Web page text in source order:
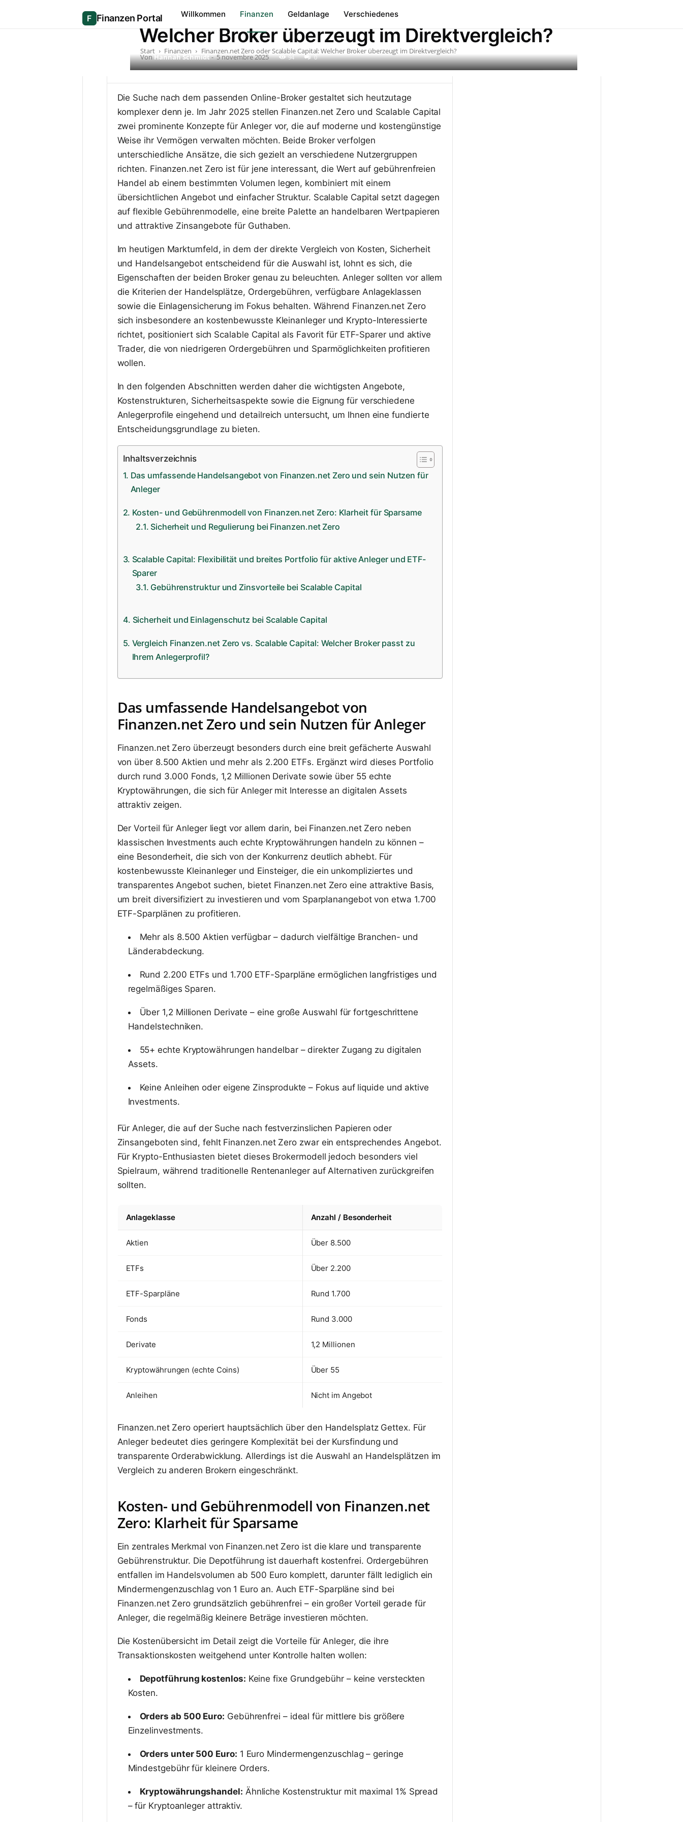
Willkommen Finanzen Geldanlage Verschiedenes
Start Finanzen Finanzen.net Zero oder Scalable Capital: Welcher Broker überzeugt im Direktvergleich?
Finanzen.net Zero oder Scalable Capital:
Welcher Broker überzeugt im Direktvergleich?
VonHannah Schmidt- 5 novembre 2025 94 0
Die Suche nach dem passenden Online-Broker gestaltet sich heutzutage
komplexer denn je. Im Jahr 2025 stellen Finanzen.net Zero und Scalable Capital
zwei prominente Konzepte für Anleger vor, die auf moderne und kostengünstige
Weise ihr Vermögen verwalten möchten. Beide Broker verfolgen
unterschiedliche Ansätze, die sich gezielt an verschiedene Nutzergruppen
richten. Finanzen.net Zero ist für jene interessant, die Wert auf gebührenfreien
Handel ab einem bestimmten Volumen legen, kombiniert mit einem
übersichtlichen Angebot und einfacher Struktur. Scalable Capital setzt dagegen
auf flexible Gebührenmodelle, eine breite Palette an handelbaren Wertpapieren
und attraktive Zinsangebote für Guthaben.
Im heutigen Marktumfeld, in dem der direkte Vergleich von Kosten, Sicherheit
und Handelsangebot entscheidend für die Auswahl ist, lohnt es sich, die
Eigenschaften der beiden Broker genau zu beleuchten. Anleger sollten vor allem
die Kriterien der Handelsplätze, Ordergebühren, verfügbare Anlageklassen
sowie die Einlagensicherung im Fokus behalten. Während Finanzen.net Zero
sich insbesondere an kostenbewusste Kleinanleger und Krypto-Interessierte
richtet, positioniert sich Scalable Capital als Favorit für ETF-Sparer und aktive
Trader, die von niedrigeren Ordergebühren und Sparmöglichkeiten profitieren
wollen.
In den folgenden Abschnitten werden daher die wichtigsten Angebote,
Kostenstrukturen, Sicherheitsaspekte sowie die Eignung für verschiedene
Anlegerprofile eingehend und detailreich untersucht, um Ihnen eine fundierte
Entscheidungsgrundlage zu bieten.
Inhaltsverzeichnis
Das umfassende Handelsangebot von Finanzen.net Zero und sein Nutzen für
Anleger
Kosten- und Gebührenmodell von Finanzen.net Zero: Klarheit für Sparsame
Sicherheit und Regulierung bei Finanzen.net Zero
Scalable Capital: Flexibilität und breites Portfolio für aktive Anleger und ETF-
Sparer
Gebührenstruktur und Zinsvorteile bei Scalable Capital
Sicherheit und Einlagenschutz bei Scalable Capital
Vergleich Finanzen.net Zero vs. Scalable Capital: Welcher Broker passt zu
Ihrem Anlegerprofil?
Das umfassende Handelsangebot von
Finanzen.net Zero und sein Nutzen für Anleger
Finanzen.net Zero überzeugt besonders durch eine breit gefächerte Auswahl
von über 8.500 Aktien und mehr als 2.200 ETFs. Ergänzt wird dieses Portfolio
durch rund 3.000 Fonds, 1,2 Millionen Derivate sowie über 55 echte
Kryptowährungen, die sich für Anleger mit Interesse an digitalen Assets
attraktiv zeigen.
Der Vorteil für Anleger liegt vor allem darin, bei Finanzen.net Zero neben
klassischen Investments auch echte Kryptowährungen handeln zu können –
eine Besonderheit, die sich von der Konkurrenz deutlich abhebt. Für
kostenbewusste Kleinanleger und Einsteiger, die ein unkompliziertes und
transparentes Angebot suchen, bietet Finanzen.net Zero eine attraktive Basis,
um breit diversifiziert zu investieren und vom Sparplanangebot von etwa 1.700
ETF-Sparplänen zu profitieren.
Mehr als 8.500 Aktien verfügbar – dadurch vielfältige Branchen- und
Länderabdeckung.
Rund 2.200 ETFs und 1.700 ETF-Sparpläne ermöglichen langfristiges und
regelmäßiges Sparen.
Über 1,2 Millionen Derivate – eine große Auswahl für fortgeschrittene
Handelstechniken.
55+ echte Kryptowährungen handelbar – direkter Zugang zu digitalen
Assets.
Keine Anleihen oder eigene Zinsprodukte – Fokus auf liquide und aktive
Investments.
Für Anleger, die auf der Suche nach festverzinslichen Papieren oder
Zinsangeboten sind, fehlt Finanzen.net Zero zwar ein entsprechendes Angebot.
Für Krypto-Enthusiasten bietet dieses Brokermodell jedoch besonders viel
Spielraum, während traditionelle Rentenanleger auf Alternativen zurückgreifen
sollten.
Anlageklasse Anzahl / Besonderheit
Aktien Über 8.500
ETFs Über 2.200
ETF-Sparpläne Rund 1.700
Fonds Rund 3.000
Derivate 1,2 Millionen
Kryptowährungen (echte Coins) Über 55
Anleihen Nicht im Angebot
Finanzen.net Zero operiert hauptsächlich über den Handelsplatz Gettex. Für
Anleger bedeutet dies geringere Komplexität bei der Kursfindung und
transparente Orderabwicklung. Allerdings ist die Auswahl an Handelsplätzen im
Vergleich zu anderen Brokern eingeschränkt.
Kosten- und Gebührenmodell von Finanzen.net
Zero: Klarheit für Sparsame
Ein zentrales Merkmal von Finanzen.net Zero ist die klare und transparente
Gebührenstruktur. Die Depotführung ist dauerhaft kostenfrei. Ordergebühren
entfallen im Handelsvolumen ab 500 Euro komplett, darunter fällt lediglich ein
Mindermengenzuschlag von 1 Euro an. Auch ETF-Sparpläne sind bei
Finanzen.net Zero grundsätzlich gebührenfrei – ein großer Vorteil gerade für
Anleger, die regelmäßig kleinere Beträge investieren möchten.
Die Kostenübersicht im Detail zeigt die Vorteile für Anleger, die ihre
Transaktionskosten weitgehend unter Kontrolle halten wollen:
Depotführung kostenlos: Keine fixe Grundgebühr – keine versteckten
Kosten.
Orders ab 500 Euro: Gebührenfrei – ideal für mittlere bis größere
Einzelinvestments.
Orders unter 500 Euro: 1 Euro Mindermengenzuschlag – geringe
Mindestgebühr für kleinere Orders.
Kryptowährungshandel: Ähnliche Kostenstruktur mit maximal 1% Spread
– für Kryptoanleger attraktiv.